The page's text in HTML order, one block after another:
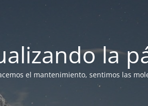
la
el mantenimiento, sentimos las